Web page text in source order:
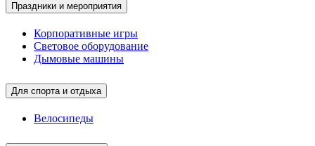
Праздники и мероприятия
Корпоративные игры
Световое оборудование
Дымовые машины
Для спорта и отдыха
Велосипеды